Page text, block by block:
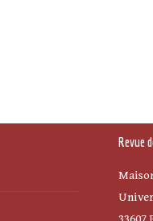
Revue